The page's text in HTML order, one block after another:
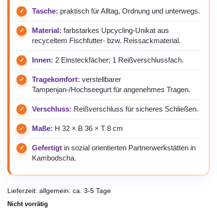
Tasche: praktisch für Alltag, Ordnung und unterwegs.
Material: farbstarkes Upcycling-Unikat aus
recyceltem Fischfutter- bzw. Reissackmaterial.
Innen: 2 Einsteckfächer; 1 Reißverschlussfach.
Tragekomfort: verstellbarer
Tampenjan-/Hochseegurt für angenehmes Tragen.
Verschluss: Reißverschluss für sicheres Schließen.
Maße: H 32 × B 36 × T 8 cm
Gefertigt in sozial orientierten Partnerwerkstätten in
Kambodscha.
Lieferzeit: allgemein: ca. 3-5 Tage
Nicht vorrätig